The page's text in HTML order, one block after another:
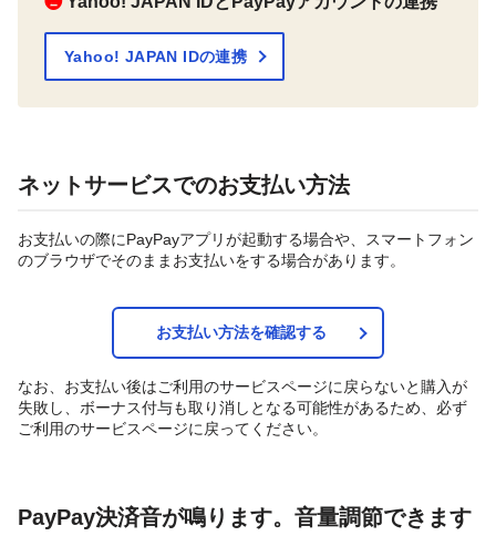
Yahoo! JAPAN IDの連携
ネットサービスでのお支払い方法
お支払いの際にPayPayアプリが起動する場合や、スマートフォン
のブラウザでそのままお支払いをする場合があります。
お支払い方法を確認する
なお、お支払い後はご利用のサービスページに戻らないと購入が
失敗し、ボーナス付与も取り消しとなる可能性があるため、必ず
ご利用のサービスページに戻ってください。
PayPay決済音が鳴ります。音量調節できます